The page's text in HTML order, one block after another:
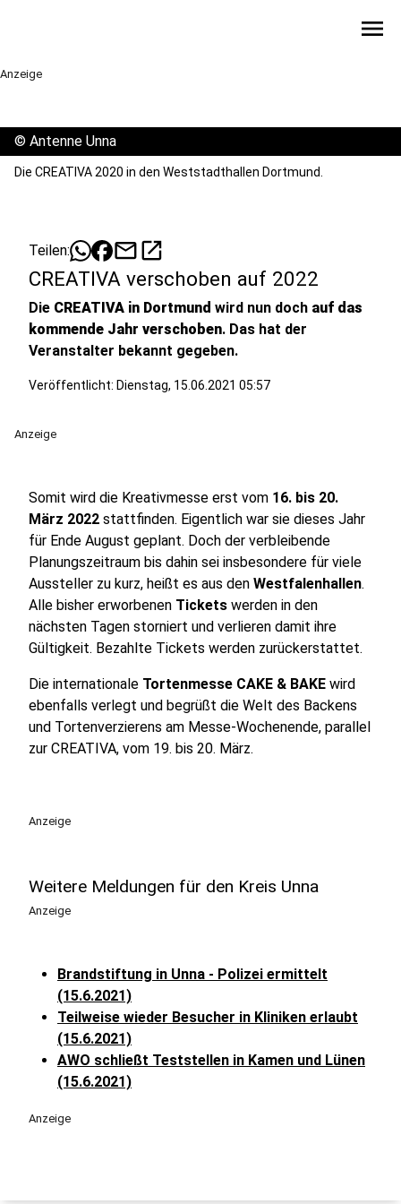
menu
Anzeige
© Antenne Unna
Die CREATIVA 2020 in den Weststadthallen Dortmund.
Teilen: mailopen_in_new
CREATIVA verschoben auf 2022
Die CREATIVA in Dortmund wird nun doch auf das
kommende Jahr verschoben. Das hat der
Veranstalter bekannt gegeben.
Veröffentlicht: Dienstag, 15.06.2021 05:57
Anzeige
Somit wird die Kreativmesse erst vom 16. bis 20.
März 2022 stattfinden. Eigentlich war sie dieses Jahr
für Ende August geplant. Doch der verbleibende
Planungszeitraum bis dahin sei insbesondere für viele
Aussteller zu kurz, heißt es aus den Westfalenhallen.
Alle bisher erworbenen Tickets werden in den
nächsten Tagen storniert und verlieren damit ihre
Gültigkeit. Bezahlte Tickets werden zurückerstattet.
Die internationale Tortenmesse CAKE & BAKE wird
ebenfalls verlegt und begrüßt die Welt des Backens
und Tortenverzierens am Messe-Wochenende, parallel
zur CREATIVA, vom 19. bis 20. März.
Anzeige
Weitere Meldungen für den Kreis Unna
Anzeige
Brandstiftung in Unna - Polizei ermittelt
(15.6.2021)
Teilweise wieder Besucher in Kliniken erlaubt
(15.6.2021)
AWO schließt Teststellen in Kamen und Lünen
(15.6.2021)
Anzeige